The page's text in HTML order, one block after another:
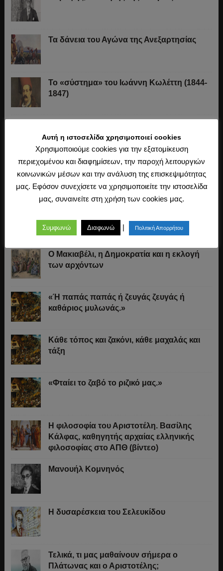
Τα δάνεια του Αγώνα της Ανεξαρτησίας
Το «σύστημα» του Ιωάννη Κωλέττη (1844-
1847)
των Ελλήνων Συνέλευσις»
Οι Ξεκουκούλωτοι και οι Χαΐνηδες της
Κρήτης
Ο Μακιαβέλι, η Δημοκρατία και η εκλογή
των αρχόντων
«Ή παπάς παπάς ή ζευγάς ζευγάς ή
καθάριος μυλωνάς.»
Κάθε τόπος και ζακόνι, κάθε μαχαλάς και
τάξη
«Φταίει το ζαβό το ριζικό μας.»
Η φιλοσοφία του Αριστοτέλη. Βασίλης
Κάλφας, καθηγητής αρχαίας ελληνικής
φιλοσοφίας στο ΑΠΘ (βίντεο)
Μανουήλ Κομνηνός
Η δυσαρέσκεια του Σελευκίδου
Τελικά, τι μας μαθαίνουν σήμερα ο
Πλάτωνας και ο Αριστοτέλης;
Αυτή η ιστοσελίδα χρησιμοποιεί cookies
Χρησιμοποιούμε cookies για την εξατομίκευση
περιεχομένου και διαφημίσεων, την παροχή λειτουργιών
κοινωνικών μέσων και την ανάλυση της επισκεψιμότητας
μας. Εφόσον συνεχίσετε να χρησιμοποιείτε την ιστοσελίδα
μας, συναινείτε στη χρήση των cookies μας.
Συμφωνώ Διαφωνώ | Πολιτική Απορρήτου